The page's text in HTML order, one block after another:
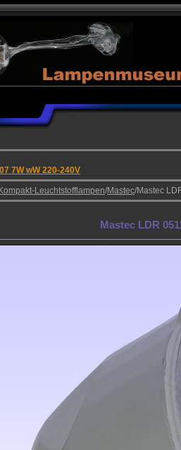
7W wW 220-240V
Kompakt-Leuchtstofflampen/Mastec/Mastec
Mastec LDR